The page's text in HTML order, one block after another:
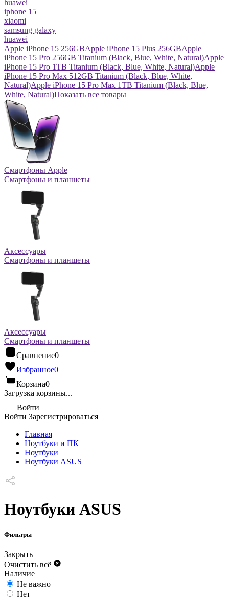
huawei
iphone 15
xiaomi
samsung galaxy
huawei
Apple iPhone 15 256GBApple iPhone 15 Plus 256GBApple
iPhone 15 Pro 256GB Titanium (Black, Blue, White, Natural)Apple
iPhone 15 Pro 1TB Titanium (Black, Blue, White, Natural)Apple
iPhone 15 Pro Max 512GB Titanium (Black, Blue, White,
Natural)Apple iPhone 15 Pro Max 1TB Titanium (Black, Blue,
White, Natural)Показать все товары
Смартфоны Apple
Смартфоны и планшеты
Аксессуары
Смартфоны и планшеты
Аксессуары
Смартфоны и планшеты
Сравнение0
Избранное0
Корзина0
Загрузка корзины...
Войти
Войти Зарегистрироваться
Главная
Ноутбуки и ПК
Ноутбуки
Ноутбуки ASUS
Ноутбуки ASUS
Фильтры
Закрыть
Очистить всё
Наличие
Не важно
Нет